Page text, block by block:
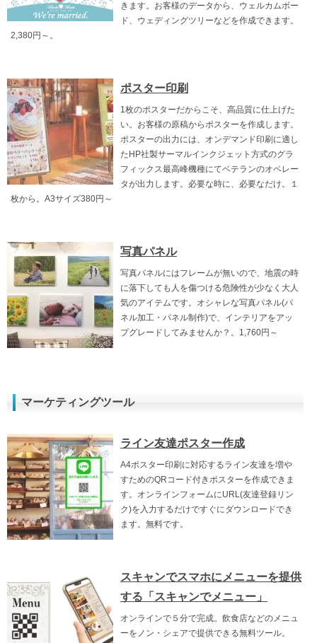
きます。お客様のデータから、ウェルカムボー
ド、ウェディングツリーなどを作成できます。
2,380円～。
ポスター印刷
1枚のポスターだからこそ、高品質に仕上げた
い。お客様の原稿からポスターを作成します。
ポスターの出力には、オンデマンド印刷に適し
たHP社製サーマルインクジェット方式のグラ
フィックス最高峰機種にてベテランのオペレー
タが出力します。必要な時に、必要なだけ。１
枚から。A3サイズ380円～
写真パネル
写真パネルにはフレームが無いので、地震の時
に落下しても人を傷つける危険性が少なく大人
気のアイテムです。オシャレな写真パネル(パ
ネル加工・パネル制作)で、インテリアをアッ
プグレードしてみませんか？。1,760円～
マーケティングツール
ライン友達ポスター作成
A4ポスター印刷に対応するライン友達を増や
すためのQRコード付きポスターを作成できま
す。オンラインフォームにURL(友達登録リン
ク)を入力するだけですぐにダウンロードでき
ます。無料です。
スキャンでスマホにメニューを提供
する「スキャンでメニュー」
オンラインで５分で完成。飲食店などのメニュ
ーをノン・シェアで提供できる無料ツール。